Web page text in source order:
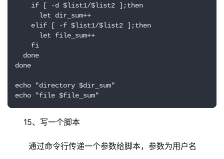
if [ -d $list1/$list2 ];then
let dir_sum++
elif [ -f $list1/$list2 ];then
let file_sum++
fi
done
done
echo "directory $dir_sum"
echo "file $file_sum"
15、写一个脚本
通过命令行传递一个参数给脚本，参数为用户名